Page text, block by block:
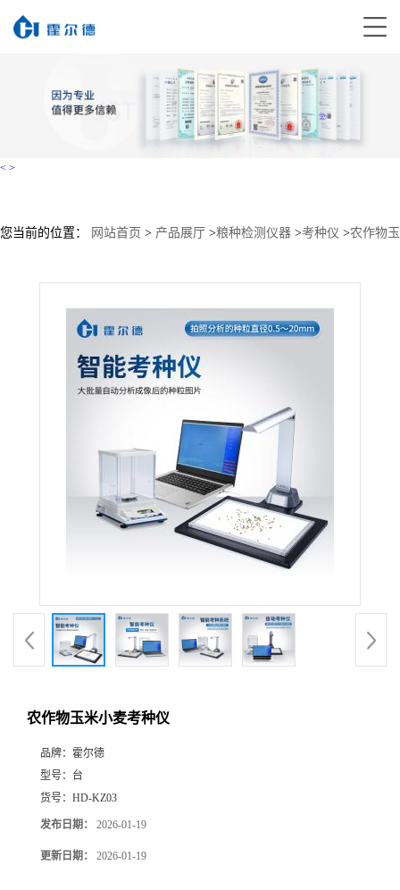
< >
您当前的位置： 网站首页 > 产品展厅 >粮种检测仪器 >考种仪 >农作物玉
农作物玉米小麦考种仪
品牌： 霍尔德
型号： 台
货号： HD-KZ03
发布日期： 2026-01-19
更新日期： 2026-01-19